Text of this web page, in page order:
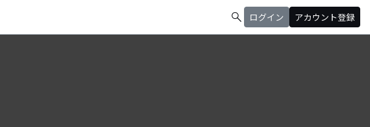
search ログイン アカウント登録